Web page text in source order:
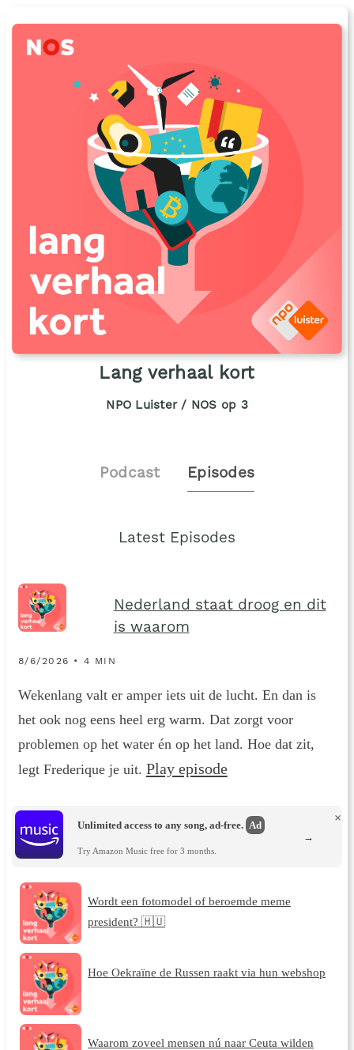
Lang verhaal kort
NPO Luister / NOS op 3
Podcast Episodes
Latest Episodes
Nederland staat droog en dit
is waarom
8/6/2026 • 4 MIN
Wekenlang valt er amper iets uit de lucht. En dan is
het ook nog eens heel erg warm. Dat zorgt voor
problemen op het water én op het land. Hoe dat zit,
legt Frederique je uit. Play episode
Unlimited access to any song, ad-free. Ad
Try Amazon Music free for 3 months.
×
→
Wordt een fotomodel of beroemde meme
president? 🇭🇺
Hoe Oekraïne de Russen raakt via hun webshop
Waarom zoveel mensen nú naar Ceuta wilden